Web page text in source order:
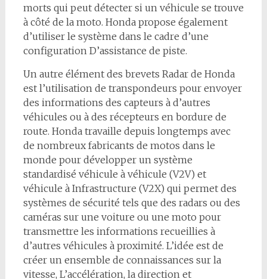
morts qui peut détecter si un véhicule se trouve
à côté de la moto. Honda propose également
d’utiliser le système dans le cadre d’une
configuration D’assistance de piste.
Un autre élément des brevets Radar de Honda
est l’utilisation de transpondeurs pour envoyer
des informations des capteurs à d’autres
véhicules ou à des récepteurs en bordure de
route. Honda travaille depuis longtemps avec
de nombreux fabricants de motos dans le
monde pour développer un système
standardisé véhicule à véhicule (V2V) et
véhicule à Infrastructure (V2X) qui permet des
systèmes de sécurité tels que des radars ou des
caméras sur une voiture ou une moto pour
transmettre les informations recueillies à
d’autres véhicules à proximité. L’idée est de
créer un ensemble de connaissances sur la
vitesse, L’accélération, la direction et